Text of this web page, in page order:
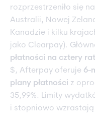
rozprzestrzeniło się
Australii, Nowej
Kanadzie i kilku
jako Clearpay).
płatności na cztery
$, Afterpay oferuje 6-
plany płatności z
35,99%. Limity
i stopniowo wzrastają